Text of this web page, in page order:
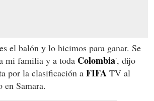
el balón y lo hicimos para ganar. Se
mi familia y a toda Colombia', dijo
por la clasificación a FIFA TV al
Samara.